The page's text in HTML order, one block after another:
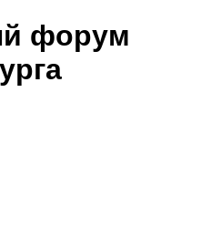
форум